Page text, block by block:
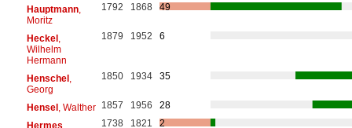
Hauptmann,
Moritz
1792 1868 49
Heckel,
Wilhelm
Hermann
1879 1952 6
Henschel,
Georg
1850 1934 35
Hensel, Walther 1857 1956
28
Hermes
1738 1821 2